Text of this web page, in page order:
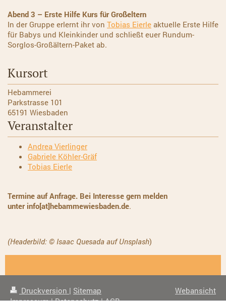
Abend 3 – Erste Hilfe Kurs für Großeltern
In der Gruppe erlernt ihr von Tobias Eierle aktuelle Erste Hilfe
für Babys und Kleinkinder und schließt euer Rundum-
Sorglos-Großältern-Paket ab.
Kursort
Hebammerei
Parkstrasse 101
65191 Wiesbaden
Veranstalter
Andrea Vierlinger
Gabriele Köhler-Gräf
Tobias Eierle
Termine auf Anfrage. Bei Interesse gern melden
unter info[at]hebammewiesbaden.de.
(Headerbild: © Isaac Quesada auf Unsplash)
Druckversion | Sitemap
Webansicht